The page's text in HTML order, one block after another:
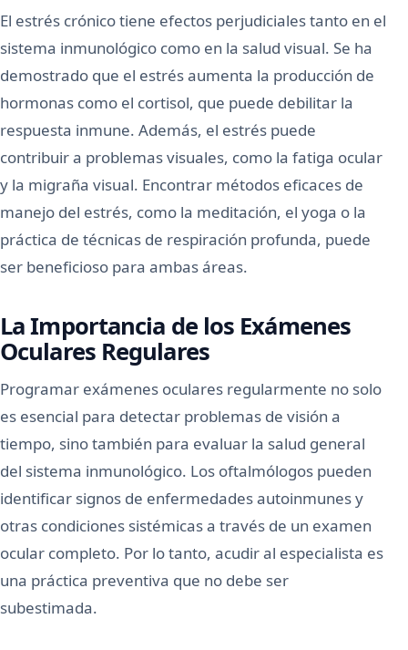
El estrés crónico tiene efectos perjudiciales tanto en el
sistema inmunológico como en la salud visual. Se ha
demostrado que el estrés aumenta la producción de
hormonas como el cortisol, que puede debilitar la
respuesta inmune. Además, el estrés puede
contribuir a problemas visuales, como la fatiga ocular
y la migraña visual. Encontrar métodos eficaces de
manejo del estrés, como la meditación, el yoga o la
práctica de técnicas de respiración profunda, puede
ser beneficioso para ambas áreas.
La Importancia de los Exámenes
Oculares Regulares
Programar exámenes oculares regularmente no solo
es esencial para detectar problemas de visión a
tiempo, sino también para evaluar la salud general
del sistema inmunológico. Los oftalmólogos pueden
identificar signos de enfermedades autoinmunes y
otras condiciones sistémicas a través de un examen
ocular completo. Por lo tanto, acudir al especialista es
una práctica preventiva que no debe ser
subestimada.